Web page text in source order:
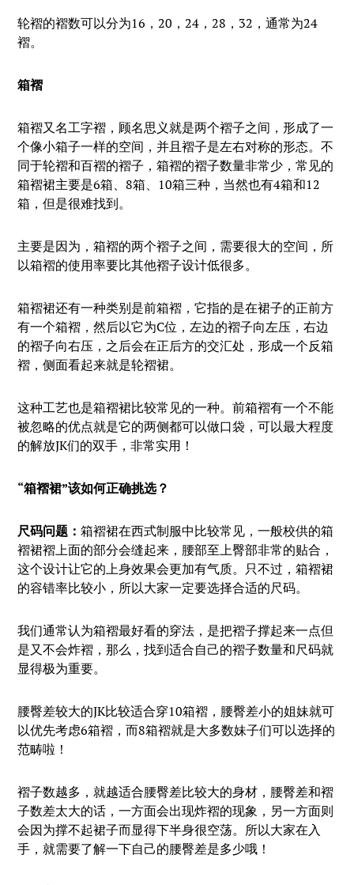
轮褶的褶数可以分为16，20，24，28，32，通常为24
褶。
箱褶
箱褶又名工字褶，顾名思义就是两个褶子之间，形成了一
个像小箱子一样的空间，并且褶子是左右对称的形态。不
同于轮褶和百褶的褶子，箱褶的褶子数量非常少，常见的
箱褶裙主要是6箱、8箱、10箱三种，当然也有4箱和12
箱，但是很难找到。
主要是因为，箱褶的两个褶子之间，需要很大的空间，所
以箱褶的使用率要比其他褶子设计低很多。
箱褶裙还有一种类别是前箱褶，它指的是在裙子的正前方
有一个箱褶，然后以它为C位，左边的褶子向左压，右边
的褶子向右压，之后会在正后方的交汇处，形成一个反箱
褶，侧面看起来就是轮褶裙。
这种工艺也是箱褶裙比较常见的一种。前箱褶有一个不能
被忽略的优点就是它的两侧都可以做口袋，可以最大程度
的解放JK们的双手，非常实用！
“箱褶裙”该如何正确挑选？
尺码问题：箱褶裙在西式制服中比较常见，一般校供的箱
褶裙褶上面的部分会缝起来，腰部至上臀部非常的贴合，
这个设计让它的上身效果会更加有气质。只不过，箱褶裙
的容错率比较小，所以大家一定要选择合适的尺码。
我们通常认为箱褶最好看的穿法，是把褶子撑起来一点但
是又不会炸褶，那么，找到适合自己的褶子数量和尺码就
显得极为重要。
腰臀差较大的JK比较适合穿10箱褶，腰臀差小的姐妹就可
以优先考虑6箱褶，而8箱褶就是大多数妹子们可以选择的
范畴啦！
褶子数越多，就越适合腰臀差比较大的身材，腰臀差和褶
子数差太大的话，一方面会出现炸褶的现象，另一方面则
会因为撑不起裙子而显得下半身很空荡。所以大家在入
手，就需要了解一下自己的腰臀差是多少哦！